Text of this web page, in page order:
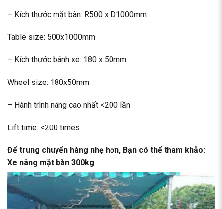
– Kích thước mặt bàn: R500 x D1000mm
Table size: 500x1000mm
– Kích thước bánh xe: 180 x 50mm
Wheel size: 180x50mm
– Hành trình nâng cao nhất <200 lần
Lift time: <200 times
Để trung chuyển hàng nhẹ hơn, Bạn có thể tham khảo:
Xe nâng mặt bàn 300kg